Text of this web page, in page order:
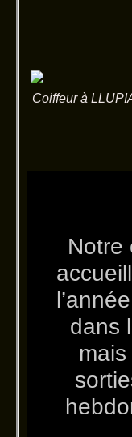
Coiffeur à
Notre
dans